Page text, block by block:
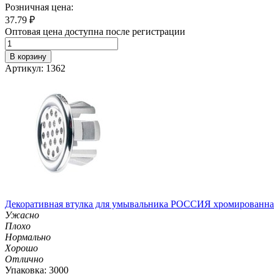
Розничная цена:
37.79 ₽
Оптовая цена доступна после регистрации
В корзину
Артикул: 1362
Декоративная втулка для умывальника РОССИЯ
Ужасно
Плохо
Нормально
Хорошо
Отлично
Упаковка: 3000